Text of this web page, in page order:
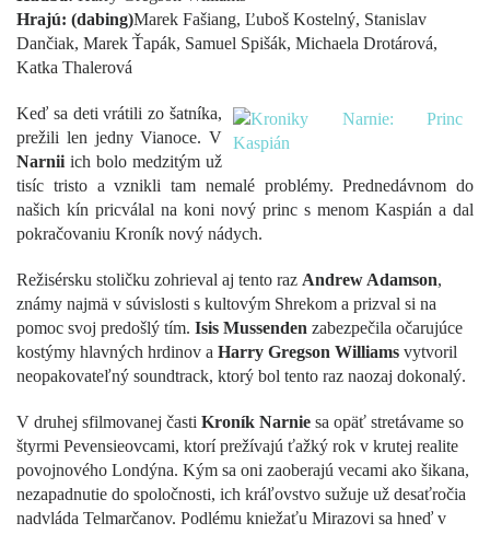
Hrajú: (dabing)Marek Fašiang, Ľuboš Kostelný, Stanislav
Dančiak, Marek Ťapák, Samuel Spišák, Michaela Drotárová,
Katka Thalerová
Keď sa deti vrátili zo šatníka,
prežili len jedny Vianoce. V
Narnii ich bolo medzitým už
tisíc tristo a vznikli tam nemalé problémy. Prednedávnom do
našich kín pricválal na koni nový princ s menom Kaspián a dal
pokračovaniu Kroník nový nádych.
Režisérsku stoličku zohrieval aj tento raz Andrew Adamson,
známy najmä v súvislosti s kultovým Shrekom a prizval si na
pomoc svoj predošlý tím. Isis Mussenden zabezpečila očarujúce
kostýmy hlavných hrdinov a Harry Gregson Williams vytvoril
neopakovateľný soundtrack, ktorý bol tento raz naozaj dokonalý.
V druhej sfilmovanej časti Kroník Narnie sa opäť stretávame so
štyrmi Pevensieovcami, ktorí prežívajú ťažký rok v krutej realite
povojnového Londýna. Kým sa oni zaoberajú vecami ako šikana,
nezapadnutie do spoločnosti, ich kráľovstvo sužuje už desaťročia
nadvláda Telmarčanov. Podlému kniežaťu Mirazovi sa hneď v